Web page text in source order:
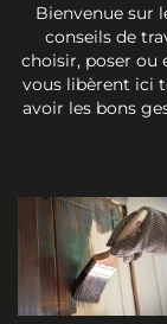
Bienvenue sur
conseils de
choisir, poser ou
vous libèrent ici
avoir les bons